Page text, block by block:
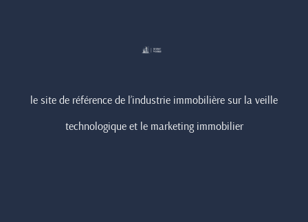
le site de référence de l’industrie immobilière sur la veille
technologique et le marketing immobilier